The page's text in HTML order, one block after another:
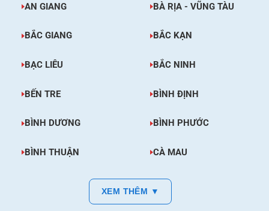
AN GIANG BÀ RỊA - VŨNG TÀU
BẮC GIANG BẮC KẠN
BẠC LIÊU BẮC NINH
BẾN TRE BÌNH ĐỊNH
BÌNH DƯƠNG BÌNH PHƯỚC
BÌNH THUẬN CÀ MAU
XEM THÊM ▼